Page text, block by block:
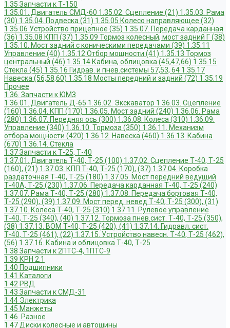
1.35 Запчасти к Т-150
1.35.01. Двигатель СМД-60 1.35.02. Сцепление (21) 1.35.03. Рама
(30) 1.35.04. Подвеска (31) 1.35.05 Колесо направляющее (32)
1.35.06 Устройство прицепное (35) 1.35.07. Передача карданная
(36) 1.35.08 КПП (37) 1.35.09 Тормоз колесный, мост задний Г (38)
1.35.10. Мост задний с коническими передачами (39) 1.35.11
Управление (40) 1.35.12 Отбор мощности (41) 1.35.13 Тормоз
центральный (46) 1.35.14 Кабина, облицовка (45,47,66) 1.35.15
Стекла (45) 1.35.16 Гидрав. и пнев.системы 57,53, 64 1.35.17
Навеска (56,58,60) 1.35.18 Мосты передний и задний (72) 1.35.19
Прочее
1.36. Запчасти к ЮМЗ
1.36.01. Двигатель Д-65 1.36.02. Экскаватор 1.36.03. Сцепление
(160) 1.36.04. КПП (170) 1.36.05. Мост задний (240) 1.36.06. Рама
(280) 1.36.07. Передняя ось (300) 1.36.08. Колеса (310) 1.36.09.
Управление (340) 1.36.10. Тормоза (350) 1.36.11. Механизм
отбора мощности (420) 1.36.12. Навеска (460) 1.36.13. Кабина
(670) 1.36.14. Стекла
1.37 Запчасти к Т-25, Т-40
1.37.01. Двигатель Т-40, Т-25 (100) 1.37.02. Сцепление Т-40, Т-25
(160), (21) 1.37.03. КПП Т-40, Т-25 (170), (37) 1.37.04. Коробка
раздаточная Т-40, Т-25 (180) 1.37.05. Мост передний ведущий
Т-40А, Т-25 (230) 1.37.06. Передача карданная Т-40, Т-25 (240)
1.37.07. Рама Т-40, Т-25 (280) 1.37.08. Передача бортовая Т-40,
Т-25 (290), (39) 1.37.09. Мост перед. невед Т-40, Т-25 (300), (31)
1.37.10. Колеса Т-40, Т-25 (310) 1.37.11. Рулевое управление
Т-40, Т-25 (340), (40) 1.37.12. Тормоза пнев.сист. Т-40, Т-25 (350),
(38) 1.37.13. ВОМ Т-40, Т-25 (420), (41) 1.37.14. Гидравл. сист.
Т-40, Т-25 (461), (22) 1.37.15. Устройство навесн. Т-40, Т-25 (462),
(56) 1.37.16. Кабина и облицовка Т-40, Т-25
1.38 Запчасти к 2ПТС-4, 1ПТС-9
1.39 КРН 2.1
1.40 Подшипники
1.41 Каталоги
1.42 РВД
1.43 Запчасти к СМД-31
1.44 Электрика
1.45 Манжеты
1.46. Разное
1.47 Диски колесные и автошины